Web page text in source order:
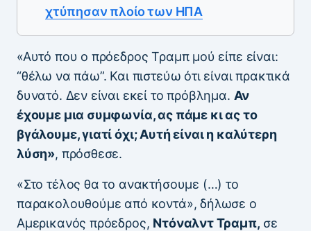
χτύπησαν πλοίο των ΗΠΑ
«Αυτό που ο πρόεδρος Τραμπ μού είπε είναι:
“θέλω να πάω”. Και πιστεύω ότι είναι πρακτικά
δυνατό. Δεν είναι εκεί το πρόβλημα. Αν
έχουμε μια συμφωνία, ας πάμε κι ας το
βγάλουμε, γιατί όχι; Αυτή είναι η καλύτερη
λύση», πρόσθεσε.
«Στο τέλος θα το ανακτήσουμε (…) το
παρακολουθούμε από κοντά», δήλωσε ο
Αμερικανός πρόεδρος, Ντόναλντ Τραμπ, σε